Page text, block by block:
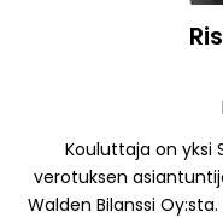
Kouluttaja on yksi
verotuksen
Walden Bilanssi